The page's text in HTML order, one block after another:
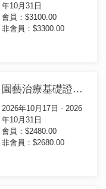
年10月31日
會員：$3100.00
非會員：$3300.00
園藝治療基礎證書課程(第102屆)大專生優惠
2026年10月17日 - 2026
年10月31日
會員：$2480.00
非會員：$2680.00